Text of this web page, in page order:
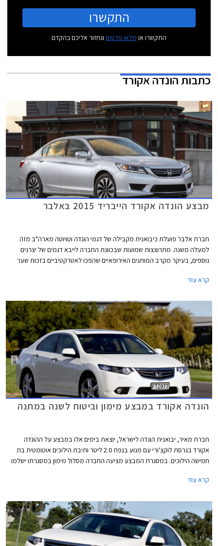
התקשרו
התקשרו או מלאו פרטים ונחזור אליכם בהקדם
כתבותהונדה אקורד
מבצע הונדה אקורד הייבריד 2015 באלבר
חברת אלבר פועלת כיבואנית מקבילה של דגמי הונדה וטויוטה מארה"ב מזה
למעלה משנה. מתרוצצות שמועות שבכוונת החברה לייבא דגמים של יצרנים
נוספים, בעיקר מקרב המותגים האירופאיים שהפכו לאטרקטיביים בזכות שער
עבור גרסת EX-L.
קרא עוד
הונדה אקורד במבצע מימון וביטוח לשנה במתנה
חברת מאיר, יבואנית הונדה לישראל, יוצאת בימים אלו במבצע על ההונדה
אקורד בגרסת לוקצ'ורי עם מנוע בנפח 2.0 ליטר ותיבת הילוכים אוטומטית בת
חמישה הילוכים. במסגרת המבצע מציעה החברה מסלול מימון במסגרתו ישלמו
החברה לכל הרוכשים ביטוח חובה ומקיף במתנה למשך שנה שלמה. המבצע
קרא עוד